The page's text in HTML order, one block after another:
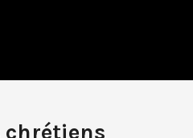
chrétiens